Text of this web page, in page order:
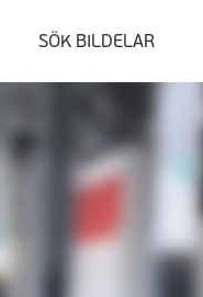
SÖK BILDELAR